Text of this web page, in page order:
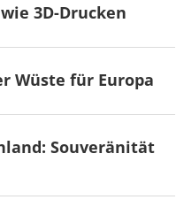
3D-Drucken
Wüste für Europa
Souveränität